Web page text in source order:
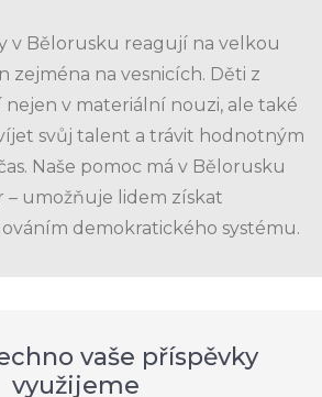
v Bělorusku reagují na velkou
zejména na vesnicích. Děti z
v materiální nouzi, ale také
svůj talent a trávit hodnotným
Naše pomoc má v Bělorusku
– umožňuje lidem získat
demokratického systému.
vaše příspěvky
využijeme